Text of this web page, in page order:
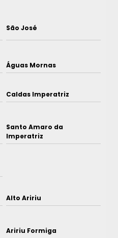
São José
Águas Mornas
Caldas Imperatriz
Santo Amaro da
Imperatriz
Alto Aririu
Aririu Formiga